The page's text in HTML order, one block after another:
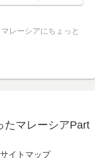
マレーシアにちょっと
たマレーシアPart
サイトマップ